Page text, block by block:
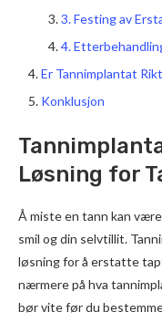
3. Festing av
4.
Er Tannimplantat
Konklusjon
Løsning for
Å miste en tann kan
smil og din selvtillit.
løsning for å erstatte
nærmere på hva
bør vite før du